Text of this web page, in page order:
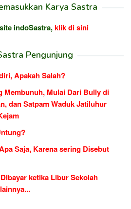
Karya Sastra
indoSastra,klik di sini
Pengunjung
Apakah Salah?
Membunuh, Mulai Dari Bully di
dan Satpam Waduk Jatiluhur
Saja, Karena sering Disebut
ketika Libur Sekolah